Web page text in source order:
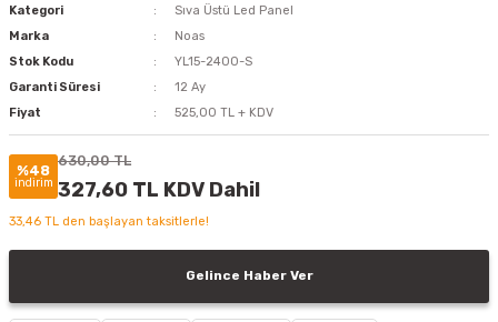
Kategori
Sıva Üstü Led Panel
Marka
Noas
Stok Kodu
YL15-2400-S
Garanti Süresi
12 Ay
Fiyat
525,00 TL + KDV
%48
indirim
630,00 TL
327,60 TL KDV Dahil
33,46 TL den başlayan taksitlerle!
Gelince Haber Ver